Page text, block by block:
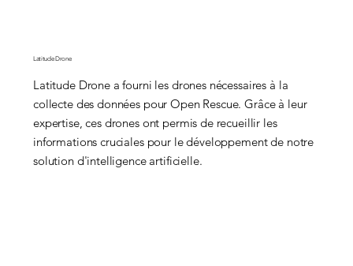
Latitude Drone
Latitude Drone a fourni les drones nécessaires à la
collecte des données pour Open Rescue. Grâce à leur
expertise, ces drones ont permis de recueillir les
informations cruciales pour le développement de notre
solution d'intelligence artificielle.